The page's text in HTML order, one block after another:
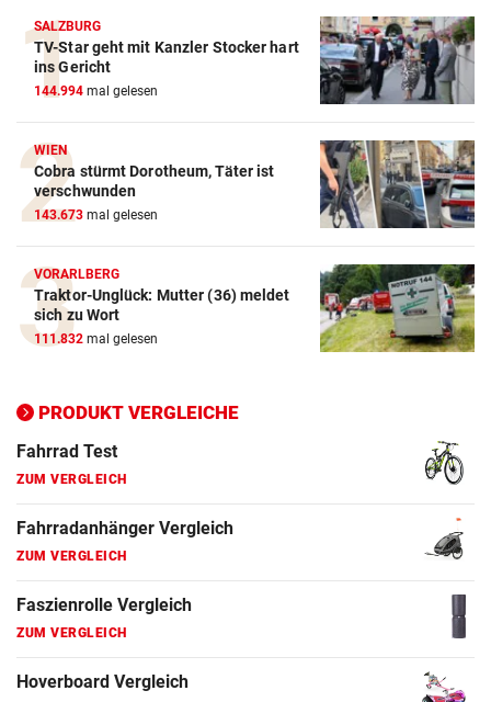
SALZBURG
TV-Star geht mit Kanzler Stocker hart
ins Gericht
144.994 mal gelesen
WIEN
Cobra stürmt Dorotheum, Täter ist
verschwunden
143.673 mal gelesen
VORARLBERG
Traktor-Unglück: Mutter (36) meldet
sich zu Wort
111.832 mal gelesen
PRODUKT VERGLEICHE
Action-Cam Vergleich
ZUM VERGLEICH
Crosstrainer Vergleich
ZUM VERGLEICH
E-Bike Vergleich
ZUM VERGLEICH
Elektro-Scooter Vergleich
ZUM VERGLEICH
ZUM VERGLEICH
Fahrrad Test
ZUM VERGLEICH
Fahrradanhänger Vergleich
ZUM VERGLEICH
Faszienrolle Vergleich
ZUM VERGLEICH
Hoverboard Vergleich